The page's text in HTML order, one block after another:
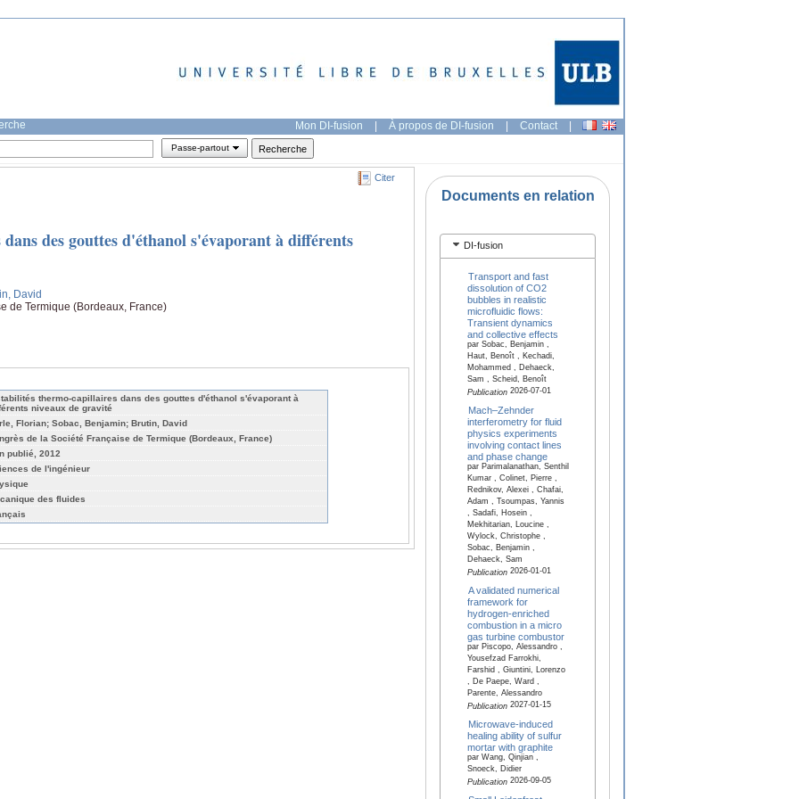
Mon DI-fusion | À propos de DI-fusion | Contact |
Passe-partout
Citer
des gouttes d'éthanol s'évaporant à différents
David
de Termique (Bordeaux, France)
thermo-capillaires dans des gouttes d'éthanol s'évaporant à
niveaux de gravité
Florian; Sobac, Benjamin; Brutin, David
de la Société Française de Termique (Bordeaux, France)
publié, 2012
de l'ingénieur
des fluides
Documents en relation
DI-fusion
Transport and fast
dissolution of CO2
bubbles in realistic
microfluidic flows:
Transient dynamics
and collective effects
par Sobac, Benjamin ,
Haut, Benoît , Kechadi,
Mohammed , Dehaeck,
Sam , Scheid, Benoît
Publication2026-07-01
Mach–Zehnder
interferometry for fluid
physics experiments
involving contact lines
and phase change
par Parimalanathan, Senthil
Kumar , Colinet, Pierre ,
Rednikov, Alexei , Chafai,
Adam , Tsoumpas, Yannis
, Sadafi, Hosein ,
Mekhitarian, Loucine ,
Wylock, Christophe ,
Sobac, Benjamin ,
Dehaeck, Sam
Publication2026-01-01
A validated numerical
framework for
hydrogen-enriched
combustion in a micro
gas turbine combustor
par Piscopo, Alessandro ,
Yousefzad Farrokhi,
Farshid , Giuntini, Lorenzo
, De Paepe, Ward ,
Parente, Alessandro
Publication2027-01-15
Microwave-induced
healing ability of sulfur
mortar with graphite
par Wang, Qinjian ,
Snoeck, Didier
Publication2026-09-05